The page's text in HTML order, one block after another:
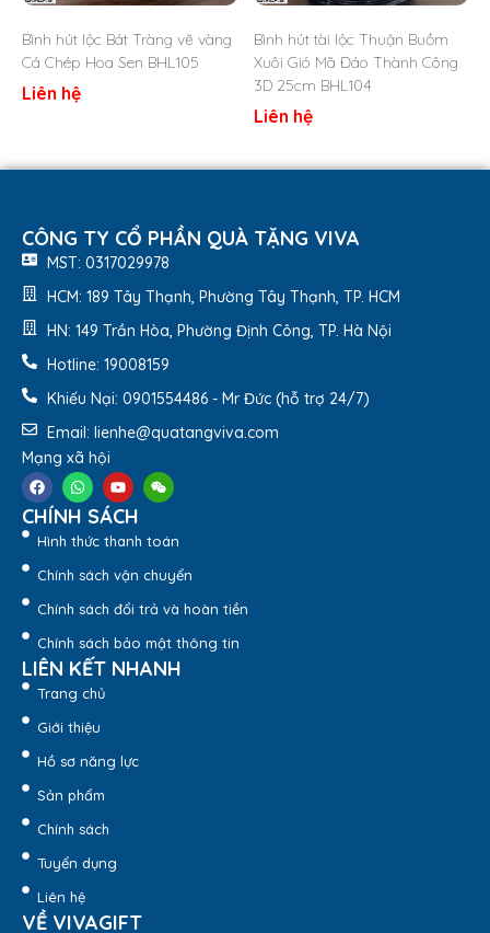
bày ở nhiều không gian khác nhau, đồng thời có thể
sử dụng để cắm hoa tươi, cắm lông công hoặc làm
vật trang trí độc đáo, mang lại điểm nhấn nổi bật và
tinh tế cho ngôi nhà. Đây cũng là món quà biếu tặng
sang trọng và đầy ý nghĩa, thích hợp dành cho đối
tác, khách hàng, đồng nghiệp hay người thân trong
Tham khảo ngay một số hình ảnh thực tế của
Vivađể dễ dàng lựa chọn sản phẩm:
Bình hút lộc mệnh kim đắp nổi dát vàng Thuận Buồm
Bình hút lộc Bát Tràng vẽ vàng
Cá Chép Hoa Sen BHL105
Liên hệ
Bình hút tài lộc Thuận Buồm
Xuôi Gió Mã Đáo Thành Công
3D 25cm BHL104
Liên hệ
CÔNG TY CỔ PHẦN QUÀ TẶNG VIVA
MST: 0317029978
HCM: 189 Tây Thạnh, Phường Tây Thạnh, TP. HCM
HN: 149 Trần Hòa, Phường Định Công, TP. Hà Nội
Hotline: 19008159
Khiếu Nại: 0901554486 - Mr Đức (hỗ trợ 24/7)
Email: lienhe@quatangviva.com
Mạng xã hội
CHÍNH SÁCH
Hình thức thanh toán
Chính sách vận chuyển
Chính sách đổi trả và hoàn tiền
Chính sách bảo mật thông tin
LIÊN KẾT NHANH
Trang chủ
Giới thiệu
Hồ sơ năng lực
Sản phẩm
Chính sách
Tuyển dụng
Liên hệ
VỀ VIVAGIFT